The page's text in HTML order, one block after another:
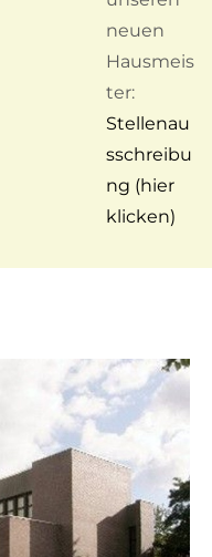
neuen
Hausmeis
ter:
Stellenau
sschreibu
ng (hier
klicken)